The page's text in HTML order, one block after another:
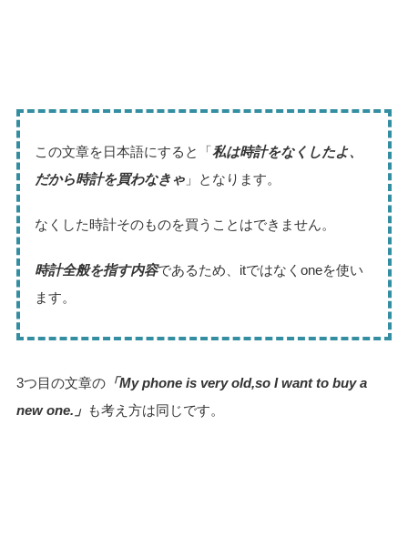
この文章を日本語にすると「私は時計をなくしたよ、
だから時計を買わなきゃ」となります。
なくした時計そのものを買うことはできません。
時計全般を指す内容であるため、itではなくoneを使い
ます。
3つ目の文章の「My phone is very old,so I want to buy a
new one.」 も考え方は同じです。